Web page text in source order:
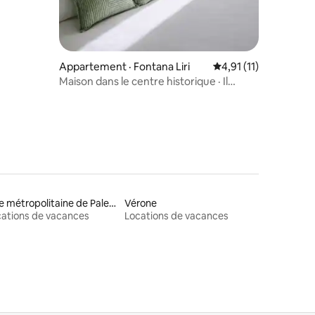
Appartement · Fontana Liri Note moyenne de
4,91 (11)
Maison dans le centre historique · Il
Ville métropolitaine de Palerme
de vacances
Vérone
Locations de vacances